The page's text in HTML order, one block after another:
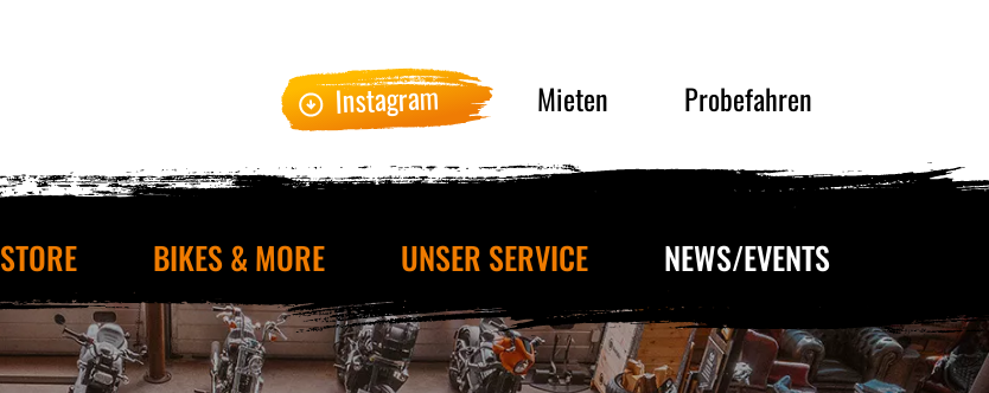
Instagram Mieten Probefahren
STORE BIKES & MORE UNSER SERVICE NEWS/EVENTS